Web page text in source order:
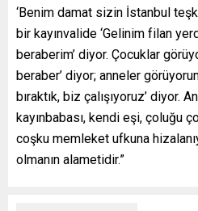
‘Benim damat sizin İstanbul
bir kayınvalide ‘Gelinim filan
beraberim’ diyor. Çocuklar
beraber’ diyor; anneler
bıraktık, biz çalışıyoruz’ diyor.
kayınbabası, kendi eşi, çoluğu
coşku memleket ufkuna
olmanın alametidir.”